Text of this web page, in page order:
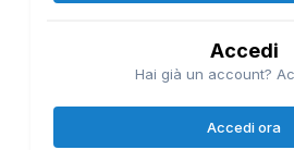
Accedi
Hai già un account?
Accedi ora